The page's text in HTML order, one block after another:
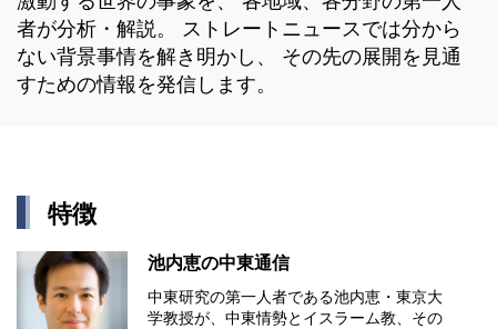
者が分析・解説。 ストレートニュースでは分から
ない背景事情を解き明かし、 その先の展開を見通
すための情報を発信します。
特徴
池内恵の中東通信
中東研究の第⼀⼈者である池内恵・東京⼤
学教授が、中東情勢とイスラーム教、その